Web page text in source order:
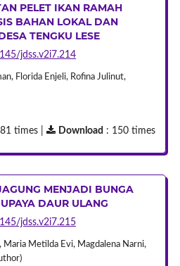
PELET IKAN RAMAH
BAHAN LOKAL DAN
TENGKU LESE
jdss.v2i7.214
Florida Enjeli, Rofina Julinut,
times | Download : 150 times
MENJADI BUNGA
DAUR ULANG
jdss.v2i7.215
Maria Metilda Evi, Magdalena Narni,